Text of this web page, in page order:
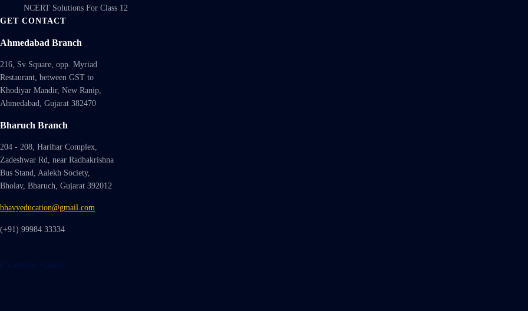
NCERT Solutions For Class 12
GET CONTACT
Ahmedabad Branch
216, Sv Square, opp. Myriad
Restaurant, between GST to
Khodiyar Mandir, New Ranip,
Ahmedabad, Gujarat 382470
Bharuch Branch
204 - 208, Harihar Complex,
Zadeshwar Rd, near Radhakrishna
Bus Stand, Aalekh Society,
Bholav, Bharuch, Gujarat 392012
bhavyeducation@gmail.com
(+91) 99984 33334
Facebook-square